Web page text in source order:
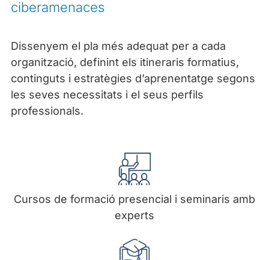
ciberamenaces
Dissenyem el pla més adequat per a cada
organització, definint els itineraris formatius,
continguts i estratègies d’aprenentatge segons
les seves necessitats i el seus perfils
professionals.
Cursos de formació presencial i seminaris amb
experts